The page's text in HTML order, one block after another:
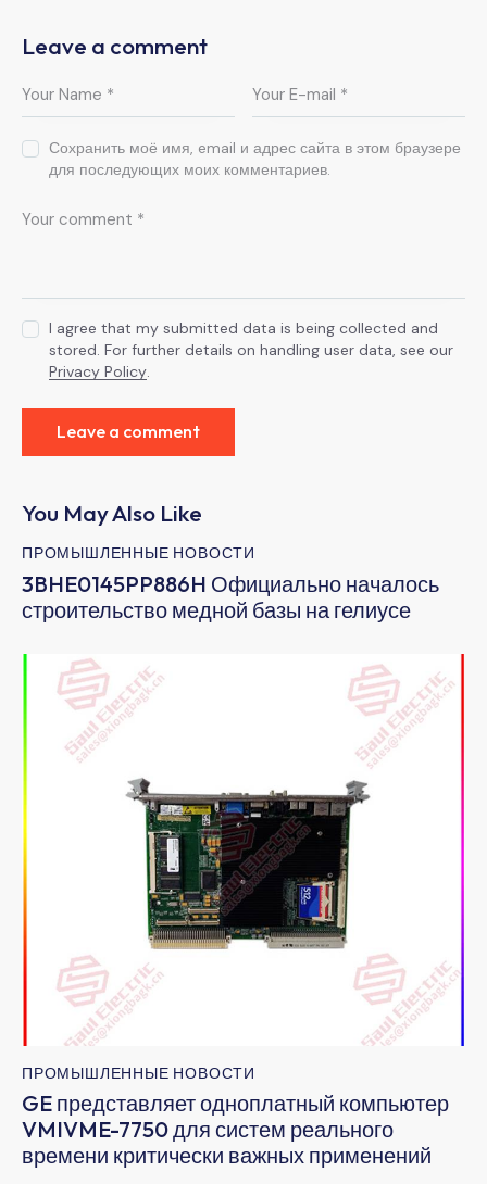
Leave a comment
Сохранить моё имя, email и адрес сайта в этом браузере
для последующих моих комментариев.
I agree that my submitted data is being collected and
stored. For further details on handling user data, see our
Privacy Policy.
You May Also Like
ПРОМЫШЛЕННЫЕ НОВОСТИ
3BHE0145PP886H Официально началось
строительство медной базы на гелиусе
ПРОМЫШЛЕННЫЕ НОВОСТИ
GE представляет одноплатный компьютер
VMIVME-7750 для систем реального
времени критически важных применений